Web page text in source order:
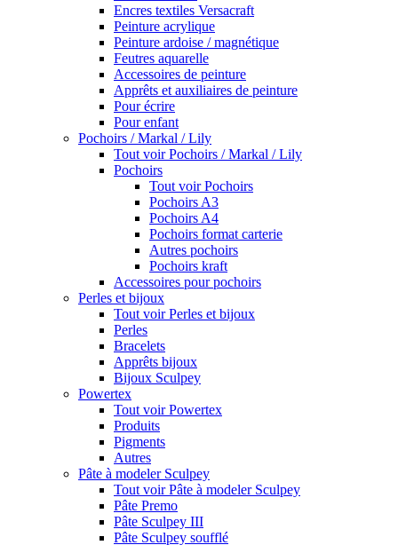
Encres textiles Versacraft
Peinture acrylique
Peinture ardoise / magnétique
Feutres aquarelle
Accessoires de peinture
Apprêts et auxiliaires de peinture
Pour écrire
Pour enfant
Pochoirs / Markal / Lily
Tout voir Pochoirs / Markal / Lily
Pochoirs
Tout voir Pochoirs
Pochoirs A3
Pochoirs A4
Pochoirs format carterie
Autres pochoirs
Pochoirs kraft
Accessoires pour pochoirs
Perles et bijoux
Tout voir Perles et bijoux
Perles
Bracelets
Apprêts bijoux
Bijoux Sculpey
Powertex
Tout voir Powertex
Produits
Pigments
Autres
Pâte à modeler Sculpey
Tout voir Pâte à modeler Sculpey
Pâte Premo
Pâte Sculpey III
Pâte Sculpey soufflé